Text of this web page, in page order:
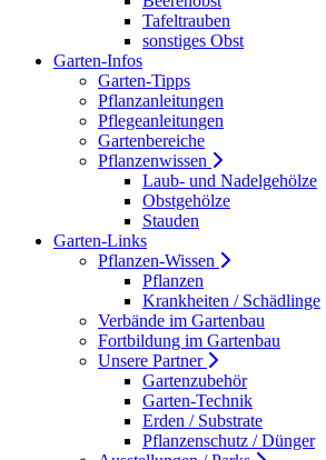
Tafeltrauben
sonstiges Obst
Garten-Infos
Garten-Tipps
Pflanzanleitungen
Pflegeanleitungen
Gartenbereiche
Pflanzenwissen
Laub- und Nadelgehölze
Obstgehölze
Stauden
Garten-Links
Pflanzen-Wissen
Pflanzen
Krankheiten / Schädlinge
Verbände im Gartenbau
Fortbildung im Gartenbau
Unsere Partner
Gartenzubehör
Garten-Technik
Erden / Substrate
Pflanzenschutz / Dünger